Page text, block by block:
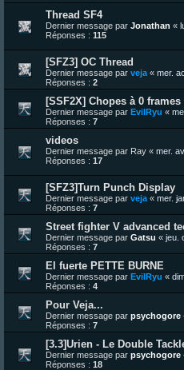
Thread SF4
Dernier message par Jonathan «
Réponses : 115
[SFZ3] OC Thread
Dernier message par veja « mer.
Réponses : 2
[SSF2X] Chopes à 0
Dernier message par EvilRyu «
Réponses : 7
videos
Dernier message par Ray « mer.
Réponses : 17
[SFZ3]Turn Punch Display
Dernier message par veja « mer.
Réponses : 7
Street fighter V advanced
Dernier message par Gatsu « jeu.
Réponses : 7
El fuerte PETTE BURNE
Dernier message par EvilRyu «
Réponses : 4
Pour Veja...
Dernier message par psychogore
Réponses : 7
[3.3]Urien - Le Double
Dernier message par psychogore
Réponses : 18